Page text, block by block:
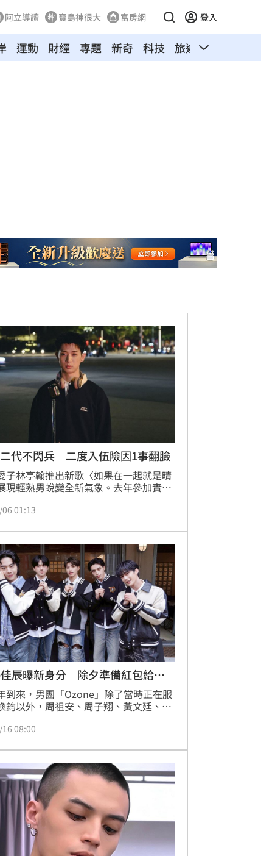
阿立導讀 寶島神很大 富房網 登入
運動 財經 專題 新奇 科技 旅遊 汽車
代不閃兵 二度入伍險因1事翻臉
子林亭翰推出新歌〈如果在一起就是晴
現輕熟男蛻變全新氣象。去年參加實境
創作心法，將「二度入伍」磨練出的鋼
作，成了自身創作成長之路的「最佳勳
01:13
辰曝新身分 除夕準備紅包給外
到來，男團「Ozone」除了當時正在服
鈞以外，周祖安、周子翔、黃文廷、林
間必做行程。由於多數成員在過年前後
在長輩眼中算是另類成人禮，因此今年
社會後難得還能領紅包的一年。
08:00